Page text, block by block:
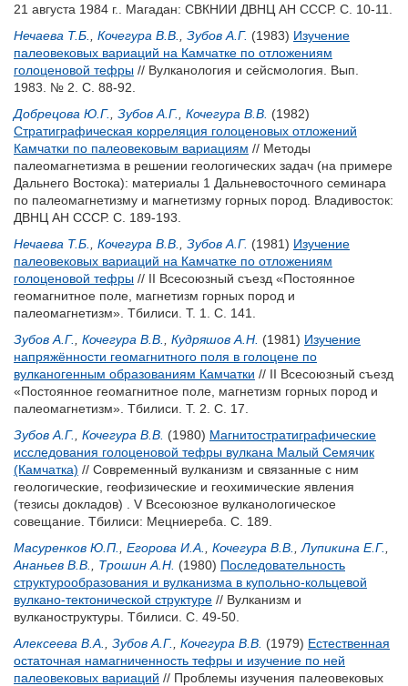
21 августа 1984 г.. Магадан: СВКНИИ ДВНЦ АН СССР. С. 10-11.
Нечаева Т.Б.
Кочегура В.В. Зубов А.Г. (1983) Изучение
палеовековых вариаций на Камчатке по отложениям
голоценовой тефры // Вулканология и сейсмология. Вып.
1983. № 2. С. 88-92.
Добрецова Ю.Г.
Зубов А.Г. Кочегура В.В. (1982)
Стратиграфическая корреляция голоценовых отложений
Камчатки по палеовековым вариациям // Методы
палеомагнетизма в решении геологических задач (на примере
Дальнего Востока): материалы 1 Дальневосточного семинара
по палеомагнетизму и магнетизму горных пород. Владивосток:
ДВНЦ АН СССР. С. 189-193.
Нечаева Т.Б.
Кочегура В.В. Зубов А.Г. (1981) Изучение
палеовековых вариаций на Камчатке по отложениям
голоценовой тефры // II Всесоюзный съезд «Постоянное
геомагнитное поле, магнетизм горных пород и
палеомагнетизм». Тбилиси. Т. 1. С. 141.
Зубов А.Г.
Кочегура В.В. Кудряшов А.Н. (1981) Изучение
напряжённости геомагнитного поля в голоцене по
вулканогенным образованиям Камчатки // II Всесоюзный съезд
«Постоянное геомагнитное поле, магнетизм горных пород и
палеомагнетизм». Тбилиси. Т. 2. С. 17.
Зубов А.Г.
Кочегура В.В. (1980) Магнитостратиграфические
исследования голоценовой тефры вулкана Малый Семячик
(Камчатка) // Современный вулканизм и связанные с ним
геологические, геофизические и геохимические явления
(тезисы докладов) . V Всесоюзное вулканологическое
совещание. Тбилиси: Мецниереба. С. 189.
Масуренков Ю.П.
Егорова И.А. Кочегура В.В. Лупикина Е.Г.
Ананьев В.В.
Трошин А.Н. (1980) Последовательность
структурообразования и вулканизма в купольно-кольцевой
вулкано-тектонической структуре // Вулканизм и
вулканоструктуры. Тбилиси. С. 49-50.
Алексеева В.А.
Зубов А.Г. Кочегура В.В. (1979) Естественная
остаточная намагниченность тефры и изучение по ней
палеовековых вариаций // Проблемы изучения палеовековых